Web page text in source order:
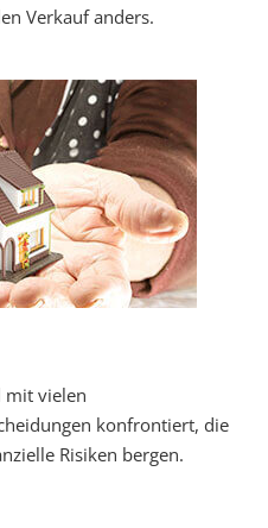
Verkauf anders.
mit vielen
konfrontiert, die
Risiken bergen.